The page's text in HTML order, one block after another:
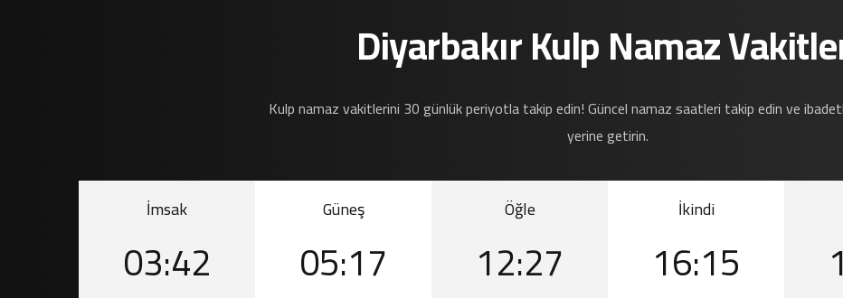
Diyarbakır Kulp Namaz
Kulp namaz vakitlerini 30 günlük periyotla takip edin! Güncel namaz saatleri takip edin ve
yerine getirin.
İmsak
03:42
Güneş
05:17
Öğle
12:27
İkindi
16:15